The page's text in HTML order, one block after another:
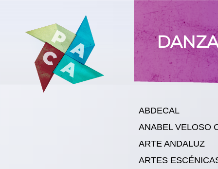
DANZA
ABDECAL
ANABEL VELOSO
ARTE ANDALUZ
ARTES